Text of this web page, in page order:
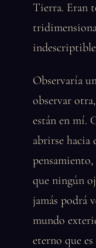
Tierra. Eran
Observaría
observar
están en mí.
abrirse
que ningún
jamás podrá
mundo
eterno que